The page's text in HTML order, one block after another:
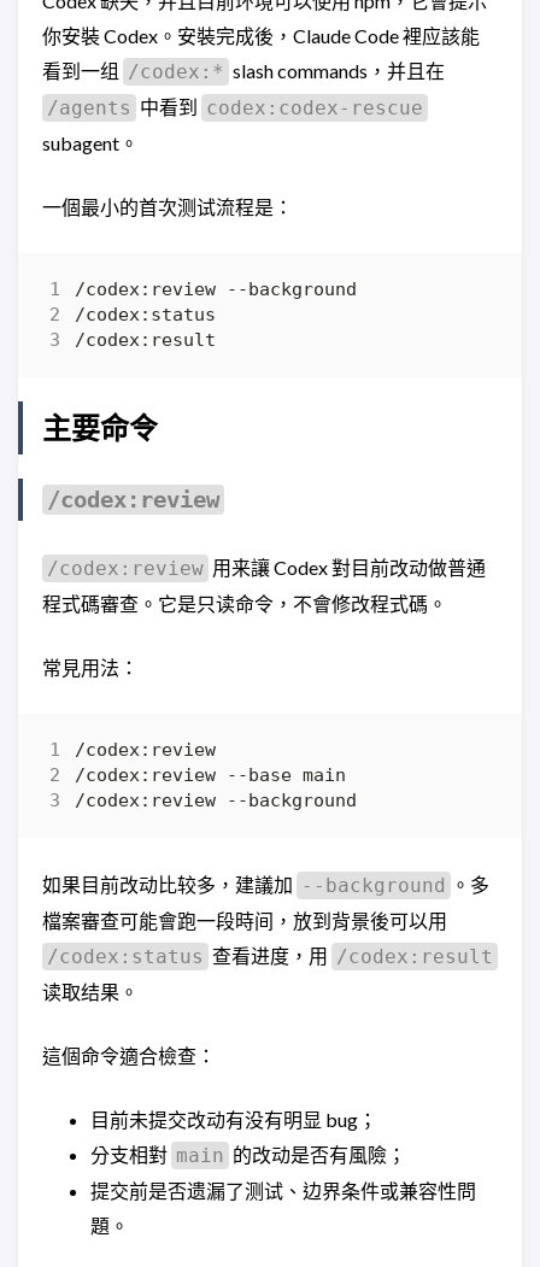
你安裝 Codex。安裝完成後，Claude Code 裡应該能
看到一组 /codex:* slash commands，并且在
/agents 中看到 codex:codex-rescue
subagent。
一個最小的首次测试流程是：
主要命令
/codex:review
/codex:review 用来讓 Codex 對目前改动做普通
程式碼審查。它是只读命令，不會修改程式碼。
常見用法：
如果目前改动比较多，建議加 --background 。多
檔案審查可能會跑一段時间，放到背景後可以用
/codex:status 查看进度，用 /codex:result
读取结果。
這個命令適合檢查：
目前未提交改动有没有明显 bug；
分支相對 main 的改动是否有風險；
提交前是否遗漏了测试、边界条件或兼容性問
題。